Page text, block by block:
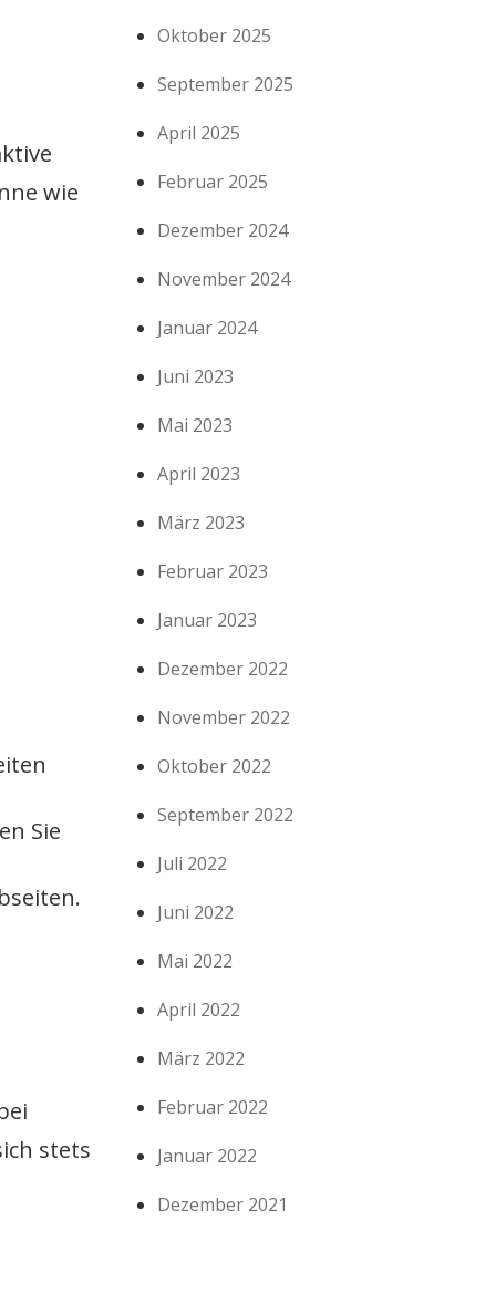
wie
Sie
stets
Oktober 2025
September 2025
April 2025
Februar 2025
Dezember 2024
November 2024
Januar 2024
Juni 2023
Mai 2023
April 2023
März 2023
Februar 2023
Januar 2023
Dezember 2022
November 2022
Oktober 2022
September 2022
Juli 2022
Juni 2022
Mai 2022
April 2022
März 2022
Februar 2022
Januar 2022
Dezember 2021